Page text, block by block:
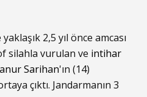
2,5 yıl önce amcası
silahla vurulan ve intihar
Sarihan'ın (14)
çıktı. Jandarmanın 3